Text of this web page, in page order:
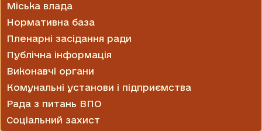
Міська влада
Нормативна база
Пленарні засідання ради
Публічна інформація
Виконавчі органи
Комунальні установи і підприємства
Рада з питань ВПО
Соціальний захист